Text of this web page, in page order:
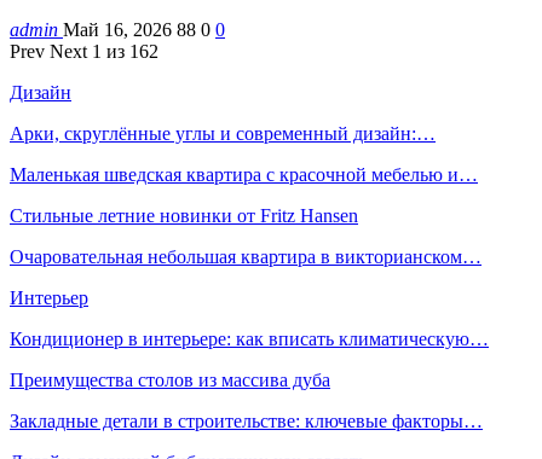
admin Май 16, 2026 88 0 0
Prev Next 1 из 162
Дизайн
Арки, скруглённые углы и современный дизайн:…
Маленькая шведская квартира с красочной мебелью и…
Стильные летние новинки от Fritz Hansen
Очаровательная небольшая квартира в викторианском…
Интерьер
Кондиционер в интерьере: как вписать климатическую…
Преимущества столов из массива дуба
Закладные детали в строительстве: ключевые факторы…